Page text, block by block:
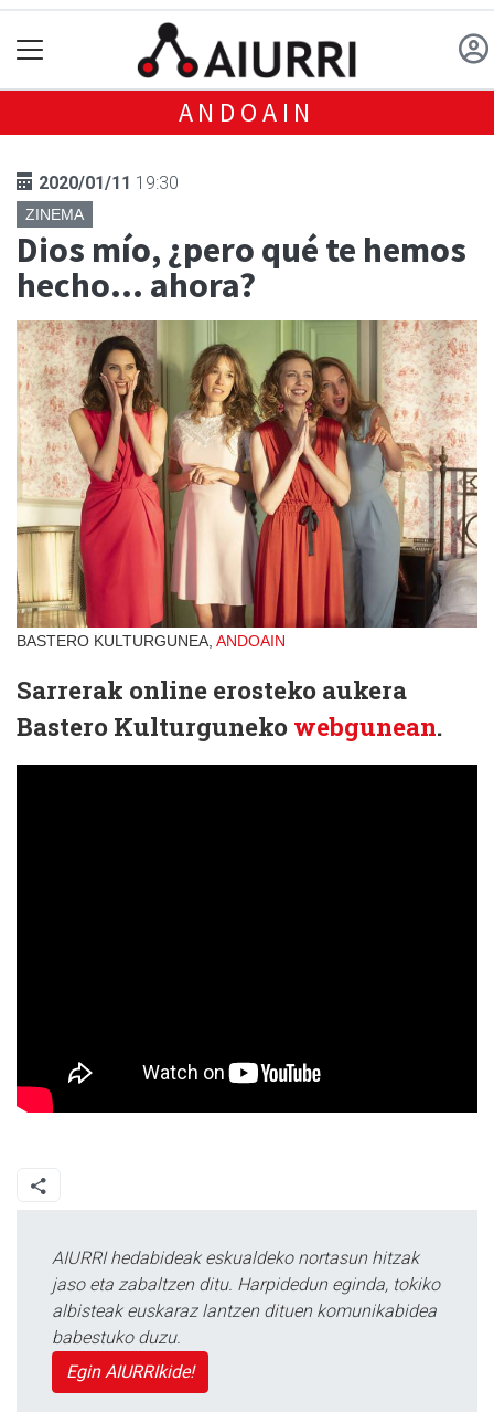
ANDOAIN
2020/01/11 19:30
ZINEMA
Dios mío, ¿pero qué te hemos
hecho... ahora?
BASTERO KULTURGUNEA, ANDOAIN
Sarrerak online erosteko aukera
Bastero Kulturguneko webgunean.
AIURRI hedabideak eskualdeko nortasun hitzak
jaso eta zabaltzen ditu. Harpidedun eginda, tokiko
albisteak euskaraz lantzen dituen komunikabidea
babestuko duzu.
Egin AIURRIkide!